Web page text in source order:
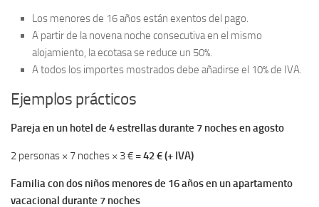
Los menores de 16 años están exentos del pago.
A partir de la novena noche consecutiva en el mismo
alojamiento, la ecotasa se reduce un 50%.
A todos los importes mostrados debe añadirse el 10% de IVA.
Ejemplos prácticos
Pareja en un hotel de 4 estrellas durante 7 noches en agosto
2 personas × 7 noches × 3 € =42 € (+ IVA)
Familia con dos niños menores de 16 años en un apartamento
vacacional durante 7 noches